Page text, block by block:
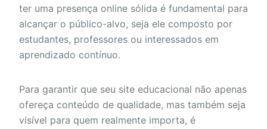
ter uma presença online sólida é fundamental para
alcançar o público-alvo, seja ele composto por
estudantes, professores ou interessados em
aprendizado contínuo.
Para garantir que seu site educacional não apenas
ofereça conteúdo de qualidade, mas também seja
visível para quem realmente importa, é